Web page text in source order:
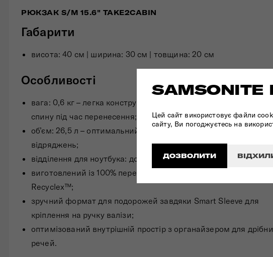
Цей сайт використовує файли
сайту, Ви погоджуєтесь на
ДОЗВОЛИТИ
РЮКЗАК S/M 15.6" TAKE2CABIN
Габарити
висота: 40 см | ширина: 30 см | товщина: 20 см
Особливості
вага: 0,6 кг – легка конструкція, що зменшує навантаження на
спину під час перенесення;
об’єм: 26,5 л – оптимальний для коротких подорожей та
відряджень;
відділення для ноутбука: до 15.6";
виготовлений із 100% переробленого поліестеру за
Recyclex™;
зручний формат для подорожей завдяки Smart Sleeve для
кріплення на ручку валізи;
оптимізований внутрішній простір з органайзером для
речей.